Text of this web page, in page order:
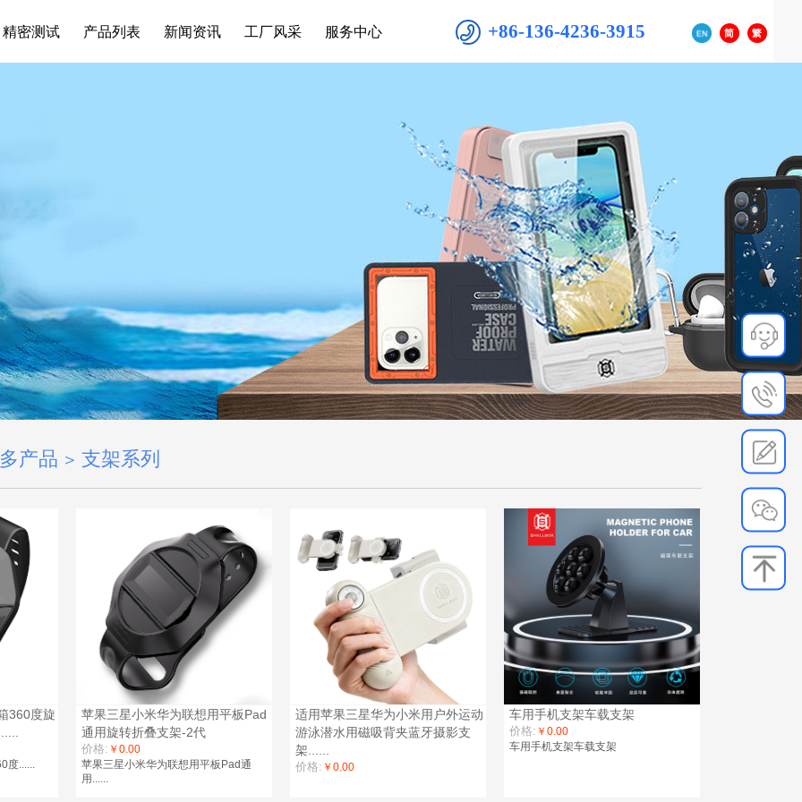
360度旋
度......
苹果三星小米华为联想用平板Pad
通用旋转折叠支架-2代
价格: ￥0.00
苹果三星小米华为联想用平板Pad通
用......
适用苹果三星华为小米用户外运动
游泳潜水用磁吸背夹蓝牙摄影支
架......
价格: ￥0.00
车用手机支架车载支架
价格: ￥0.00
车用手机支架车载支架
产品 ＞ 支架系列
精密测试 产品列表 新闻资讯 工厂风采 服务中心 +86-136-4236-3915